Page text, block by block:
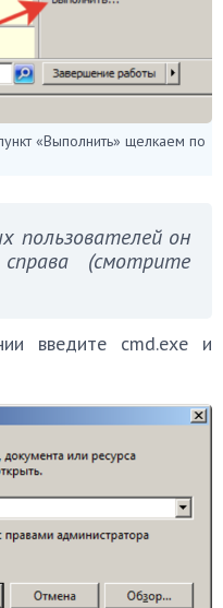
«Выполнить» щелкаем по
пользователей он
(смотрите
введите cmd.exe и